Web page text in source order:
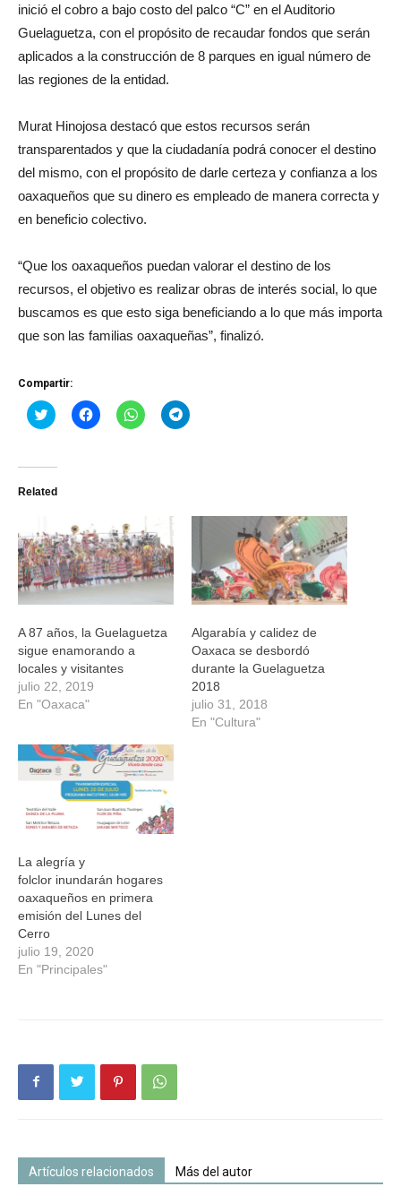
inició el cobro a bajo costo del palco “C” en el Auditorio
Guelaguetza, con el propósito de recaudar fondos que serán
aplicados a la construcción de 8 parques en igual número de
las regiones de la entidad.
Murat Hinojosa destacó que estos recursos serán
transparentados y que la ciudadanía podrá conocer el destino
del mismo, con el propósito de darle certeza y confianza a los
oaxaqueños que su dinero es empleado de manera correcta y
en beneficio colectivo.
“Que los oaxaqueños puedan valorar el destino de los
recursos, el objetivo es realizar obras de interés social, lo que
buscamos es que esto siga beneficiando a lo que más importa
que son las familias oaxaqueñas”, finalizó.
Compartir:
Haz
clic
Twitter
abre
ventana
nueva)
Haz
clic
ventana
nueva)
Haz
clic
ventana
nueva)
Haz
clic
una
Related
A 87 años, la Guelaguetza
sigue enamorando a
locales y visitantes
julio 22, 2019
En "Oaxaca"
Algarabía y calidez de
Oaxaca se desbordó
durante la Guelaguetza
2018
julio 31, 2018
En "Cultura"
La alegría y
folclor inundarán hogares
oaxaqueños en primera
emisión del Lunes del
Cerro
julio 19, 2020
En "Principales"
Artículos relacionados Más del autor